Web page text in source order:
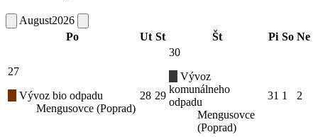
August2026
Po
Ut St Št Pi So Ne
27
Vývoz bio odpadu
Mengusovce (Poprad)
28 29
30
Vývoz
komunálneho
odpadu
Mengusovce
(Poprad)
31 1 2